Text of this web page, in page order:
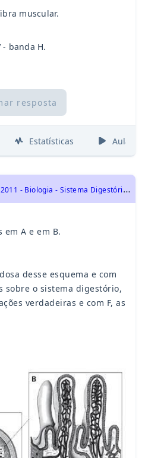
muscular.
banda H.
resposta
Estatísticas Aulas
U
NICENTRO 2011 - Biologia - Sistema Digestório Humano, Identidade dos seres vivos
em A e em B.
desse esquema e com
sobre o sistema digestório,
verdadeiras e com F, as